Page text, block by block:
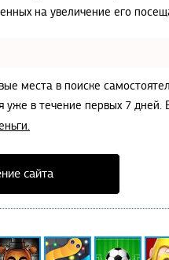
на увеличение его
места в поиске
уже в течение первых 7
сайта